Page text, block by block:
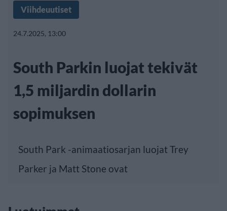
Viihdeuutiset
24.7.2025, 13:00
South Parkin luojat tekivät
1,5 miljardin dollarin
sopimuksen
South Park -animaatiosarjan luojat Trey
Parker ja Matt Stone ovat